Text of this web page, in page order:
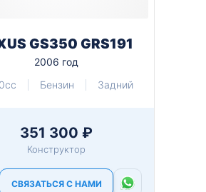
GS350 GRS191
2006 год
Бензин Задний
351 300 ₽
Конструктор
СВЯЗАТЬСЯ С НАМИ